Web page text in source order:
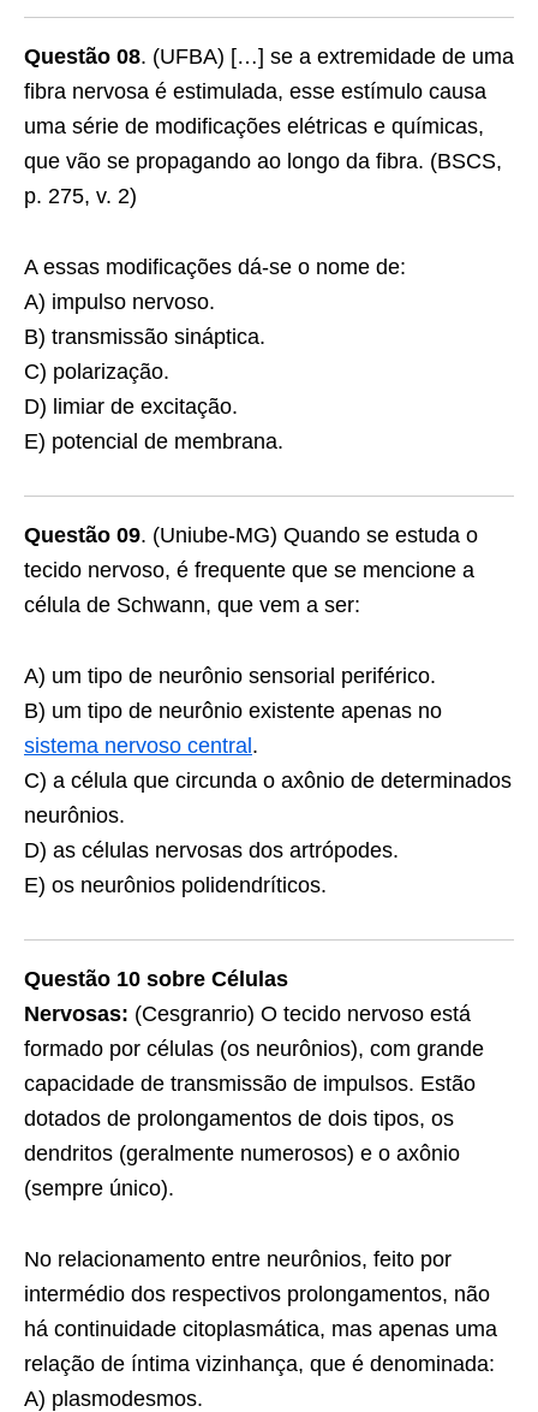
Questão 08. (UFBA) […] se a extremidade de uma
fibra nervosa é estimulada, esse estímulo causa
uma série de modificações elétricas e químicas,
que vão se propagando ao longo da fibra. (BSCS,
p. 275, v. 2)
A essas modificações dá-se o nome de:
A) impulso nervoso.
B) transmissão sináptica.
C) polarização.
D) limiar de excitação.
E) potencial de membrana.
Questão 09. (Uniube-MG) Quando se estuda o
tecido nervoso, é frequente que se mencione a
célula de Schwann, que vem a ser:
A) um tipo de neurônio sensorial periférico.
B) um tipo de neurônio existente apenas no
sistema nervoso central .
C) a célula que circunda o axônio de determinados
neurônios.
D) as células nervosas dos artrópodes.
E) os neurônios polidendríticos.
Questão 10 sobre Células
Nervosas: (Cesgranrio) O tecido nervoso está
formado por células (os neurônios), com grande
capacidade de transmissão de impulsos. Estão
dotados de prolongamentos de dois tipos, os
dendritos (geralmente numerosos) e o axônio
(sempre único).
No relacionamento entre neurônios, feito por
intermédio dos respectivos prolongamentos, não
há continuidade citoplasmática, mas apenas uma
relação de íntima vizinhança, que é denominada:
A) plasmodesmos.